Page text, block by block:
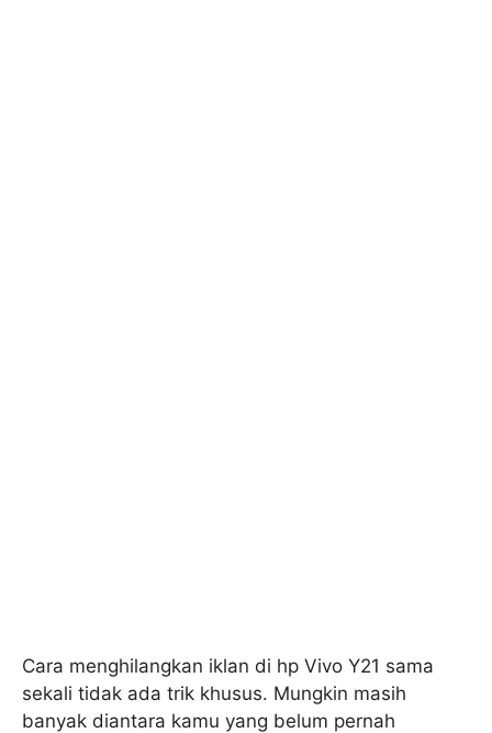
Cara menghilangkan iklan di hp Vivo Y21 sama
sekali tidak ada trik khusus. Mungkin masih
banyak diantara kamu yang belum pernah